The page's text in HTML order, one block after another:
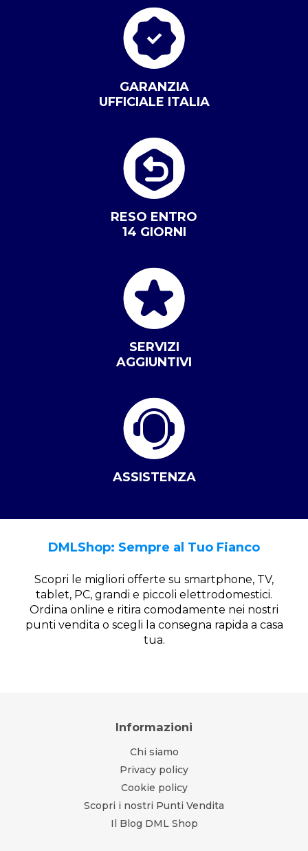
GARANZIA
UFFICIALE ITALIA
RESO ENTRO
14 GIORNI
SERVIZI
AGGIUNTIVI
ASSISTENZA
DMLShop: Sempre al Tuo Fianco
Scopri le migliori offerte su smartphone, TV,
tablet, PC, grandi e piccoli elettrodomestici.
Ordina online e ritira comodamente nei nostri
punti vendita o scegli la consegna rapida a casa
tua.
Informazioni
Chi siamo
Privacy policy
Cookie policy
Scopri i nostri Punti Vendita
Il Blog DML Shop